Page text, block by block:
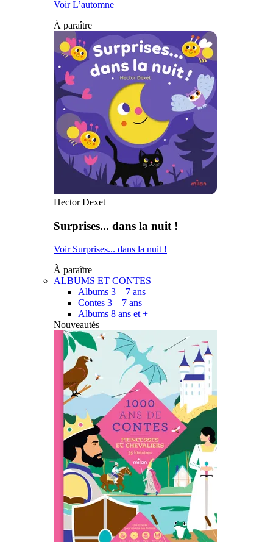
Voir L’automne
À paraître
Hector Dexet
Surprises... dans la nuit !
Voir Surprises... dans la nuit !
À paraître
ALBUMS ET CONTES
Albums 3 – 7 ans
Contes 3 – 7 ans
Albums 8 ans et +
Nouveautés